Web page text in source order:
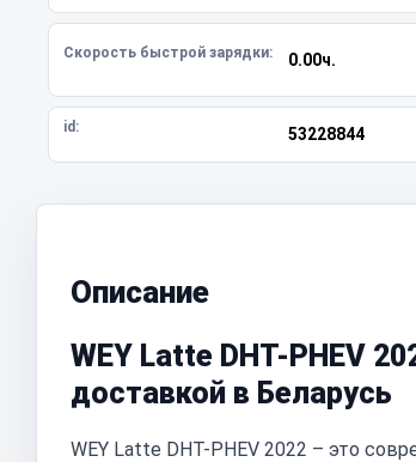
Скорость быстрой зарядки: 0.00ч.
id: 53228844
Описание
WEY Latte DHT-PHEV
доставкой в Беларусь
WEY Latte DHT-PHEV 2022 – это